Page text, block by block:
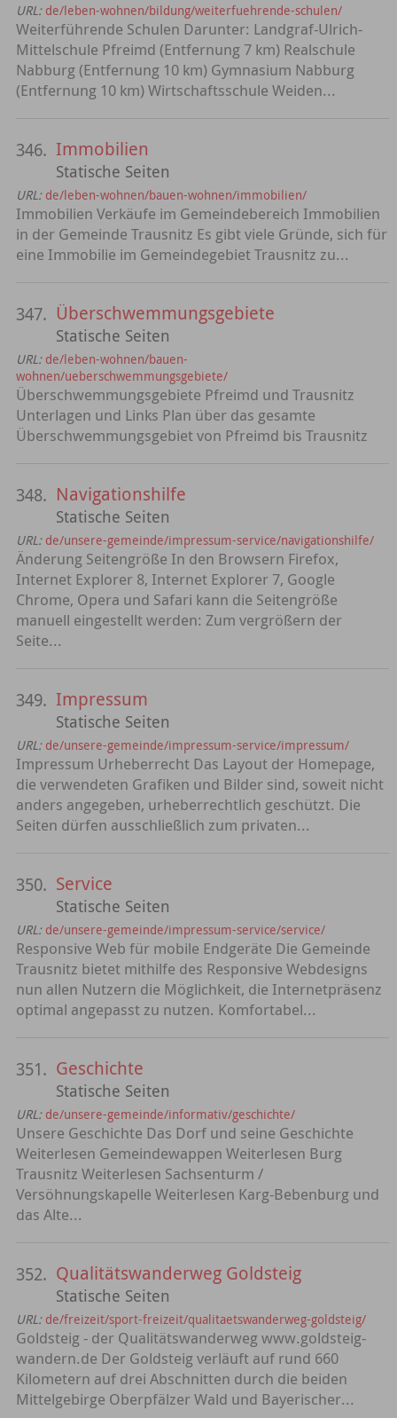
URL: de/leben-wohnen/bildung/weiterfuehrende-schulen/
Weiterführende Schulen Darunter: Landgraf-Ulrich-
Mittelschule Pfreimd (Entfernung 7 km) Realschule
Nabburg (Entfernung 10 km) Gymnasium Nabburg
(Entfernung 10 km) Wirtschaftsschule Weiden...
346. Immobilien
Statische Seiten
URL: de/leben-wohnen/bauen-wohnen/immobilien/
Immobilien Verkäufe im Gemeindebereich Immobilien
in der Gemeinde Trausnitz Es gibt viele Gründe, sich für
eine Immobilie im Gemeindegebiet Trausnitz zu...
347. Überschwemmungsgebiete
Statische Seiten
URL: de/leben-wohnen/bauen-
wohnen/ueberschwemmungsgebiete/
Überschwemmungsgebiete Pfreimd und Trausnitz
Unterlagen und Links Plan über das gesamte
Überschwemmungsgebiet von Pfreimd bis Trausnitz
348. Navigationshilfe
Statische Seiten
URL: de/unsere-gemeinde/impressum-service/navigationshilfe/
Änderung Seitengröße In den Browsern Firefox,
Internet Explorer 8, Internet Explorer 7, Google
Chrome, Opera und Safari kann die Seitengröße
manuell eingestellt werden: Zum vergrößern der
Seite...
349. Impressum
Statische Seiten
URL: de/unsere-gemeinde/impressum-service/impressum/
Impressum Urheberrecht Das Layout der Homepage,
die verwendeten Grafiken und Bilder sind, soweit nicht
anders angegeben, urheberrechtlich geschützt. Die
Seiten dürfen ausschließlich zum privaten...
350. Service
Statische Seiten
URL: de/unsere-gemeinde/impressum-service/service/
Responsive Web für mobile Endgeräte Die Gemeinde
Trausnitz bietet mithilfe des Responsive Webdesigns
nun allen Nutzern die Möglichkeit, die Internetpräsenz
optimal angepasst zu nutzen. Komfortabel...
351. Geschichte
Statische Seiten
URL: de/unsere-gemeinde/informativ/geschichte/
Unsere Geschichte Das Dorf und seine Geschichte
Weiterlesen Gemeindewappen Weiterlesen Burg
Trausnitz Weiterlesen Sachsenturm /
Versöhnungskapelle Weiterlesen Karg-Bebenburg und
das Alte...
352. Qualitätswanderweg Goldsteig
Statische Seiten
URL: de/freizeit/sport-freizeit/qualitaetswanderweg-goldsteig/
Goldsteig - der Qualitätswanderweg www.goldsteig-
wandern.de Der Goldsteig verläuft auf rund 660
Kilometern auf drei Abschnitten durch die beiden
Mittelgebirge Oberpfälzer Wald und Bayerischer...